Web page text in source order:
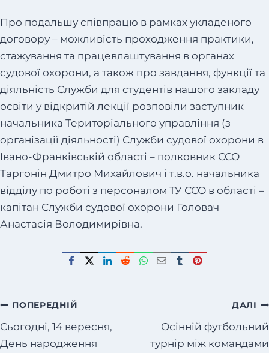
Про подальшу співпрацю в рамках укладеного
договору – можливість проходження практики,
стажування та працевлаштування в органах
судової охорони, а також про завдання, функції та
діяльність Служби для студентів нашого закладу
освіти у відкритій лекції розповіли заступник
начальника Територіального управління (з
організації діяльності) Служби судової охорони в
Івано-Франківській області – полковник ССО
Таргонін Дмитро Михайлович і т.в.о. начальника
відділу по роботі з персоналом ТУ ССО в області –
капітан Служби судової охорони Головач
Анастасія Володимирівна.
Навігація
записів
ПОПЕРЕДНІЙ
Сьогодні, 14 вересня,
День народження
ДАЛІ
Осінній футбольний
турнір між командами